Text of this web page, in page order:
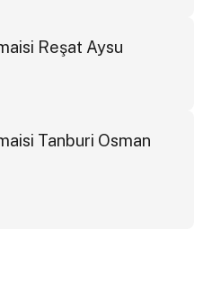
Reşat Aysu
Tanburi Osman